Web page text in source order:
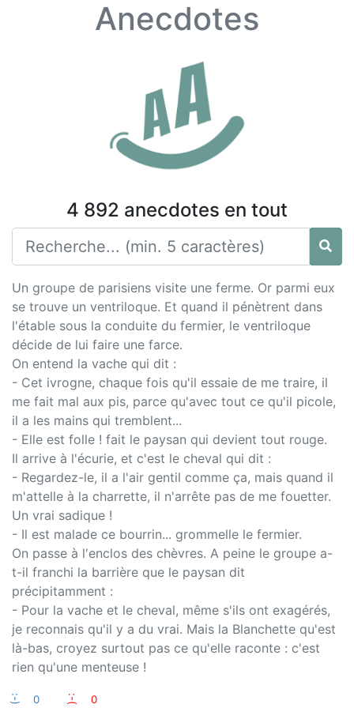
Anecdotes
4 892 anecdotes en tout
Un groupe de parisiens visite une ferme. Or parmi eux
se trouve un ventriloque. Et quand il pénètrent dans
l'étable sous la conduite du fermier, le ventriloque
décide de lui faire une farce.
On entend la vache qui dit :
- Cet ivrogne, chaque fois qu'il essaie de me traire, il
me fait mal aux pis, parce qu'avec tout ce qu'il picole,
il a les mains qui tremblent...
- Elle est folle ! fait le paysan qui devient tout rouge.
Il arrive à l'écurie, et c'est le cheval qui dit :
- Regardez-le, il a l'air gentil comme ça, mais quand il
m'attelle à la charrette, il n'arrête pas de me fouetter.
Un vrai sadique !
- Il est malade ce bourrin... grommelle le fermier.
On passe à l'enclos des chèvres. A peine le groupe a-
t-il franchi la barrière que le paysan dit
précipitamment :
- Pour la vache et le cheval, même s'ils ont exagérés,
je reconnais qu'il y a du vrai. Mais la Blanchette qu'est
là-bas, croyez surtout pas ce qu'elle raconte : c'est
rien qu'une menteuse !
:-) 0 :-( 0